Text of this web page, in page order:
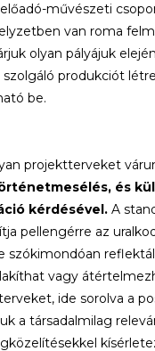
művészeti
van roma
olyan pályájuk
produkciót
be.
projektterveket
és
kérdésével. A
pellengérre az
szókimondóan
vagy
ide sorolva a
a társadalmilag